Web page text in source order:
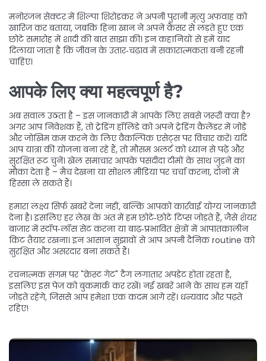
मनोरंजन सेक्टर में शिल्पा शिरोडकर ने अपनी पुरानी मृत्यु अफवाह को
खारिज कर बताया, जबकि हिना खान ने अपने कैंसर से लड़ते हुए एक
छोटे समारोह में शादी की बात साझा की। इन कहानियों से हमें याद
दिलाया जाता है कि जीवन के उतार‑चढ़ाव में सकारात्मकता बनी रहनी
चाहिए।
आपके लिए क्या महत्वपूर्ण है?
अब सवाल उठता है – इस जानकारी में आपके लिए सबसे जरूरी क्या है?
अगर आप निवेशक हैं, तो ट्रेडिंग हॉलिडे को अपने ट्रेडिंग कैलेंडर में जोड़ें
और जोखिम कम करने के लिए वैकल्पिक एसेट्स पर विचार करें। यदि
आप यात्रा की योजना बना रहे हैं, तो मौसम अलर्ट को ध्यान से पढ़ें और
सुरक्षित रूट चुनें। खेल समाचार आपके पसंदीदा टीमों के साथ जुड़ने का
मौका देता है – मैच देखना या सोशल मीडिया पर चर्चा करना, दोनों में
हिस्सा ले सकते हैं।
हमारा लक्ष्य सिर्फ खबरें देना नहीं, बल्कि आपको कार्रवाई योग्य जानकारी
देना है। इसलिए हर लेख के अंत में हम छोटे‑छोटे टिप्स जोड़ते हैं, जैसे शेयर
बाजार में स्टॉप‑लॉस सेट करना या बाढ़‑प्रभावित क्षेत्रों में आपातकालीन
किट तैयार रखना। इन आसान सुझावों से आप अपनी दैनिक routine को
सुरक्षित और असरदार बना सकते हैं।
रचनात्मक संगम पर "क्रेस्ट गेट" टैग लगातार अपडेट होता रहता है,
इसलिए इस पेज को बुकमार्क कर रखें। नई खबरें आने के साथ हम यहाँ
जोड़ते रहेंगे, जिससे आप हमेशा एक कदम आगे रहें। धन्यवाद और पढ़ते
रहिए!